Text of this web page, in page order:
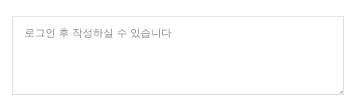
로그인 후 작성하실 수 있습니다